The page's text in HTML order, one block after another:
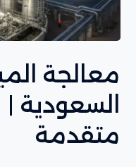
معالجة
السعودية
متقدمة